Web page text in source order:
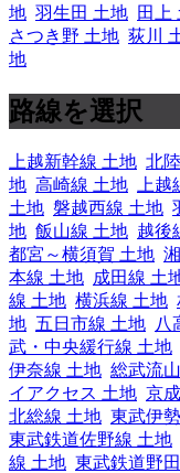
地 羽生田 土地 田上
さつき野 土地 荻川
地
路線を選択
上越新幹線 土地 北
地 高崎線 土地 上
土地 磐越西線 土地
地 飯山線 土地 越後
都宮～横須賀 土地
本線 土地 成田線 土
線 土地 横浜線 土地
地 五日市線 土地 八
武・中央緩行線 土地
伊奈線 土地 総武流
イアクセス 土地 京
北総線 土地 東武伊
東武鉄道佐野線 土地
線 土地 東武鉄道野